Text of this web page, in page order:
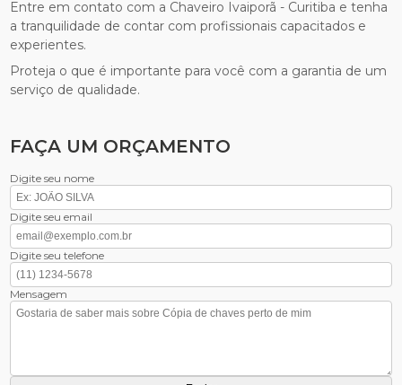
Entre em contato com a Chaveiro Ivaiporã - Curitiba e tenha
a tranquilidade de contar com profissionais capacitados e
experientes.
Proteja o que é importante para você com a garantia de um
serviço de qualidade.
FAÇA UM ORÇAMENTO
Digite seu nome
Digite seu email
Digite seu telefone
Mensagem